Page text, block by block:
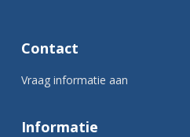
Contact
Vraag informatie aan
Informatie